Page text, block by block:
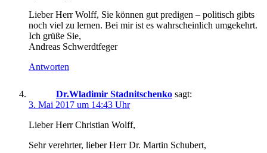
Lieber Herr Wolff, Sie können gut predigen – politisch gibts
noch viel zu lernen. Bei mir ist es wahrscheinlich umgekehrt.
Ich grüße Sie,
Andreas Schwerdtfeger
Antworten
Dr.Wladimir Stadnitschenko sagt:
3. Mai 2017 um 14:43 Uhr
Lieber Herr Christian Wolff,
Sehr verehrter, lieber Herr Dr. Martin Schubert,